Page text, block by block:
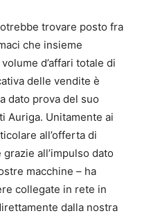
trovare posto fra
che insieme
d’affari totale di
delle vendite è
dato prova del suo
Auriga. Unitamente ai
all’offerta di
all’impulso dato
macchine – ha
collegate in rete in
dalla nostra